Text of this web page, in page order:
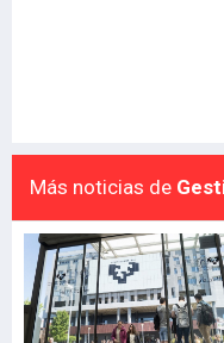
Más noticias de